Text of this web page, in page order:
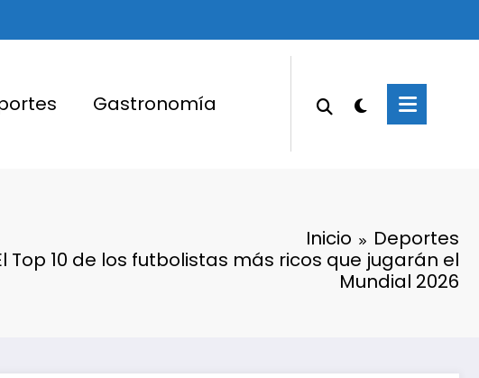
Gastronomía
Inicio
Deportes
Top 10 de los futbolistas más ricos que jugarán el
Mundial 2026